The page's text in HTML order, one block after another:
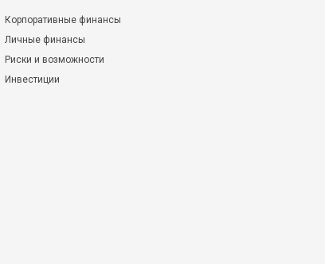
Корпоративные финансы
Личные финансы
Риски и возможности
Инвестиции